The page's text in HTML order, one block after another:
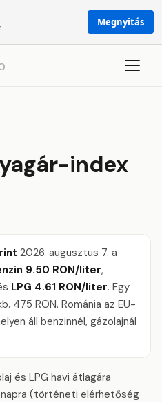
Megnyitás
index
2026. augusztus 7. a
9.50 RON/liter,
LPG 4.61 RON/liter. Egy
475 RON. Románia az EU-
áll benzinnél, gázolajnál
és LPG havi átlagára
(történeti elérhetőség